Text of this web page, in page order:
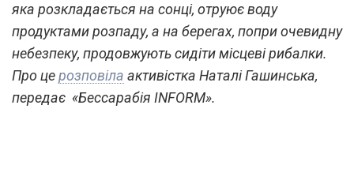
яка розкладається на сонці, отруює воду
продуктами розпаду, а на берегах, попри очевидну
небезпеку, продовжують сидіти місцеві рибалки.
Про церозповіла активістка Наталі Гашинська,
передає «Бессарабія INFORM».